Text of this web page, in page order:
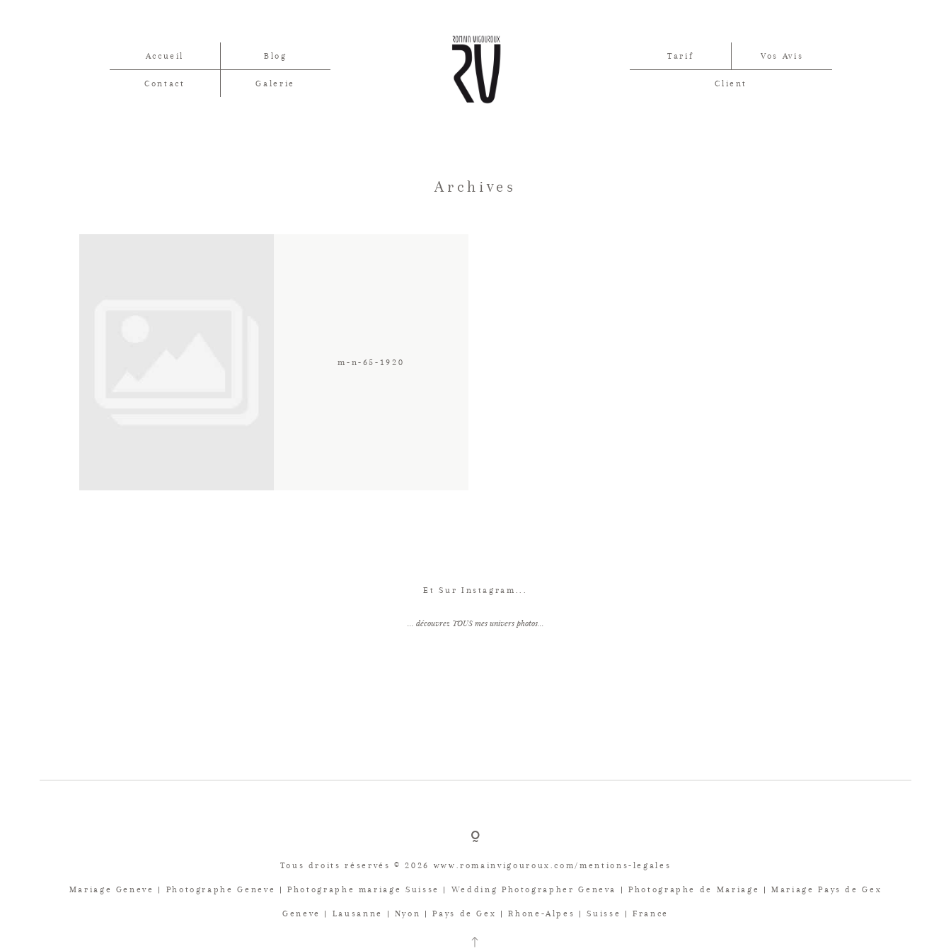
Accueil Blog
Contact Galerie
Tarif Vos Avis
Client
Archives
m-n-65-1920
Et Sur Instagram...
... découvrez TOUS mes univers photos...
Tous droits réservés © 2026 www.romainvigouroux.com/mentions-legales
Mariage Geneve | Photographe Geneve | Photographe mariage Suisse | Wedding Photographer Geneva | Photographe de Mariage | Mariage Pays de Gex
Geneve | Lausanne | Nyon | Pays de Gex | Rhone-Alpes | Suisse | France